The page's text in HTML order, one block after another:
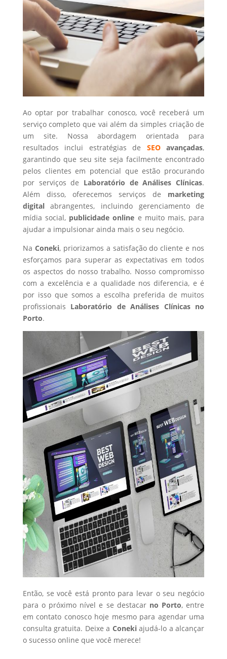
Ao optar por trabalhar conosco, você receberá um
serviço completo que vai além da simples criação de
um site. Nossa abordagem orientada para
resultados inclui estratégias de SEOavançadas,
garantindo que seu site seja facilmente encontrado
pelos clientes em potencial que estão procurando
por serviços de Laboratório de Análises Clínicas.
Além disso, oferecemos serviços de marketing
digitalabrangentes, incluindo gerenciamento de
mídia social, publicidade online e muito mais, para
ajudar a impulsionar ainda mais o seu negócio.
Na Coneki, priorizamos a satisfação do cliente e nos
esforçamos para superar as expectativas em todos
os aspectos do nosso trabalho. Nosso compromisso
com a excelência e a qualidade nos diferencia, e é
por isso que somos a escolha preferida de muitos
profissionais Laboratório de Análises Clínicasno
Porto.
Então, se você está pronto para levar o seu negócio
para o próximo nível e se destacar no Porto, entre
em contato conosco hoje mesmo para agendar uma
consulta gratuita. Deixe a Conekiajudá-lo a alcançar
o sucesso online que você merece!